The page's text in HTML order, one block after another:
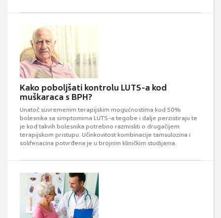
Kako poboljšati kontrolu LUTS-a kod
muškaraca s BPH?
Unatoč suvremenim terapijskim mogućnostima kod 50%
bolesnika sa simptomima LUTS-a tegobe i dalje perzistiraju te
je kod takvih bolesnika potrebno razmisliti o drugačijem
terapijskom pristupu. Učinkovitost kombinacije tamsulozina i
solifenacina potvrđena je u brojnim kliničkim studijama.